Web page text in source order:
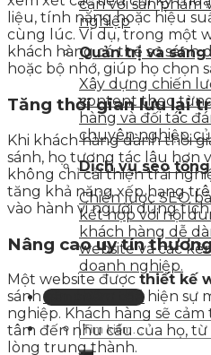
cận với sản phẩm
nghiệp
Quản trị và
Xây dựng chiến
content theo
hàng và đối tác
chuyên nghiệp
Dịch vụ seo
Chiến lược SEO
kết hợp với nội
khách hàng dễ
website và các
doanh nghiệp.
Liên hệ tư vấn
liệu, tính năng hoặc hiệu
cùng lúc. Ví dụ, trong một
khách hàng có thể so sánh
hoặc bộ nhớ, giúp họ chọn
Tăng thời gian lưu lại
Khi khách hàng dành thời
sánh, họ tương tác lâu hơn
không chỉ cải thiện trải
tăng khả năng xếp hạng
vào hành vi người dùng tích
Nâng cao uy tín
Một website được thiết kế
sánh sản phẩm thể hiện sự
nghiệp. Khách hàng sẽ
tâm đến nhu cầu của họ, từ
lòng trung thành.